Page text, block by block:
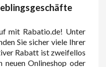
mit Rabatio.de! Unter
Sie sicher viele Ihrer
Rabatt ist zweifellos
neuen Onlineshop oder